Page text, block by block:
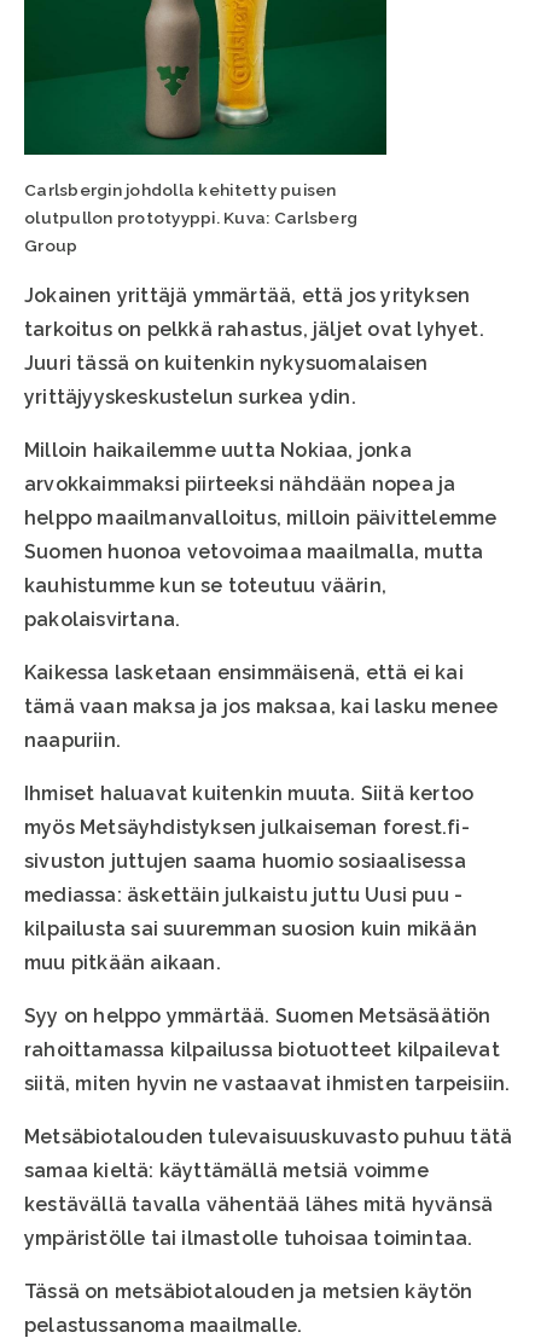
Carlsbergin johdolla kehitetty puisen
olutpullon prototyyppi. Kuva: Carlsberg
Group
Jokainen yrittäjä ymmärtää, että jos yrityksen
tarkoitus on pelkkä rahastus, jäljet ovat lyhyet.
Juuri tässä on kuitenkin nykysuomalaisen
yrittäjyyskeskustelun surkea ydin.
Milloin haikailemme uutta Nokiaa, jonka
arvokkaimmaksi piirteeksi nähdään nopea ja
helppo maailmanvalloitus, milloin päivittelemme
Suomen huonoa vetovoimaa maailmalla, mutta
kauhistumme kun se toteutuu väärin,
pakolaisvirtana.
Kaikessa lasketaan ensimmäisenä, että ei kai
tämä vaan maksa ja jos maksaa, kai lasku menee
naapuriin.
Ihmiset haluavat kuitenkin muuta. Siitä kertoo
myös Metsäyhdistyksen julkaiseman forest.fi-
sivuston juttujen saama huomio sosiaalisessa
mediassa: äskettäin julkaistu juttu Uusi puu -
kilpailusta sai suuremman suosion kuin mikään
muu pitkään aikaan.
Syy on helppo ymmärtää. Suomen Metsäsäätiön
rahoittamassa kilpailussa biotuotteet kilpailevat
siitä, miten hyvin ne vastaavat ihmisten tarpeisiin.
Metsäbiotalouden tulevaisuuskuvasto puhuu tätä
samaa kieltä: käyttämällä metsiä voimme
kestävällä tavalla vähentää lähes mitä hyvänsä
ympäristölle tai ilmastolle tuhoisaa toimintaa.
Tässä on metsäbiotalouden ja metsien käytön
pelastussanoma maailmalle.